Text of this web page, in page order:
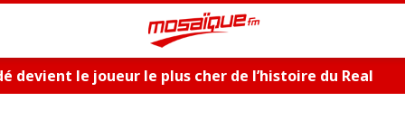
devient le joueur le plus cher de l’histoire du Real